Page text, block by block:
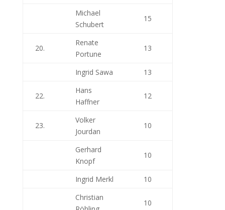
Michael
Schubert
15
20.
Renate
Portune
13
Ingrid Sawa 13
22.
Hans
Haffner
12
23.
Volker
Jourdan
10
Gerhard
Knopf
10
Ingrid Merkl
10
Christian
10